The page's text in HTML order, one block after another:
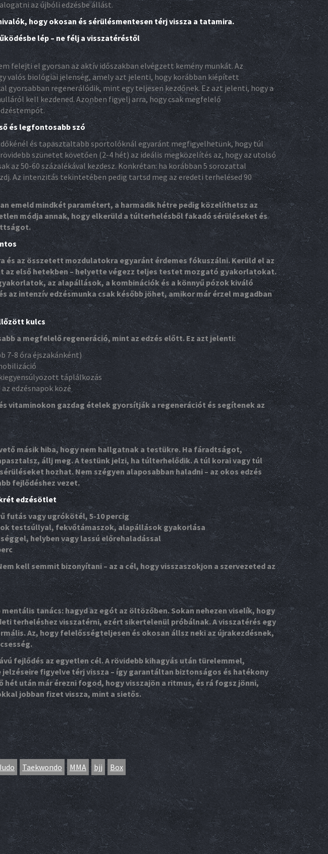
az újbóli edzésbe állást.
hogy okosan és sérülésmentesen térj vissza a tatamira.
lép – ne félj a visszatéréstől
felejti el gyorsan az aktív időszakban elvégzett kemény munkát. Az
valós biológiai jelenség, amely azt jelenti, hogy korábban kiépített
gyorsabban regenerálódik, mint egy teljesen kezdőnek. Ez azt jelenti, hogy a
kell kezdened. Azonben figyelj arra, hogy csak megfelelő
és legfontosabb szó
és tapasztaltabb sportolóknál egyaránt megfigyelhetünk, hogy túl
szünetet követően (2-4 hét) az ideális megközelítés az, hogy az utolsó
az 50-60 százalékával kezdesz. Konkrétan: ha korábban 5 sorozattal
Az intenzitás tekintetében pedig tartsd meg az eredeti terhelésed 90
emeld mindkét paramétert, a harmadik hétre pedig közelíthetsz az
módja annak, hogy elkerüld a túlterhelésből fakadó sérüléseket és
és az összetett mozdulatokra egyaránt érdemes fókuszálni. Kerüld el az
az első hetekben – helyette végezz teljes testet mozgató gyakorlatokat.
az alapállások, a kombinációk és a könnyű pózok kiváló
az intenzív edzésmunka csak később jöhet, amikor már érzel magadban
kulcs
a megfelelő regeneráció, mint az edzés előtt. Ez azt jelenti:
7-8 óra éjszakánként)
táplálkozás
edzésnapok közé
vitaminokon gazdag ételek gyorsítják a regenerációt és segítenek az
másik hiba, hogy nem hallgatnak a testükre. Ha fáradtságot,
állj meg. A testünk jelzi, ha túlterhelődik. A túl korai vagy túl
hozhat. Nem szégyen alaposabban haladni – az okos edzés
fejlődéshez vezet.
edzésötlet
futás vagy ugrókötél, 5-10 percig
testsúllyal, fekvőtámaszok, alapállások gyakorlása
helyben vagy lassú előrehaladással
kell semmit bizonyítani – az a cél, hogy visszaszokjon a szervezeted az
tanács: hagyd az egót az öltözőben. Sokan nehezen viselík, hogy
terheléshez visszatérni, ezért sikertelenül próbálnak. A visszatérés egy
Az, hogy felelősségteljesen és okosan állsz neki az újrakezdésnek,
fejlődés az egyetlen cél. A rövidebb kihagyás után türelemmel,
figyelve térj vissza – így garantáltan biztonságos és hatékony
hét után már érezni fogod, hogy visszajön a ritmus, és rá fogsz jönni,
jobban fizet vissza, mint a sietős.
Taekwondo MMA bjj Box